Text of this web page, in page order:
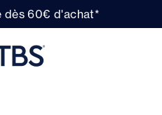
dès 60€ d'achat*